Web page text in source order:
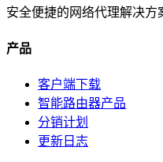
安全便捷的网络代理解决方
产品
客户端下载
智能路由器产品
分销计划
更新日志